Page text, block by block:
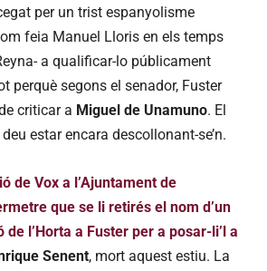
per un trist espanyolisme
feia Manuel Lloris en els temps
a qualificar-lo públicament
perquè segons el senador, Fuster
criticar a Miguel de Unamuno. El
estar encara descollonant-se’n.
de Vox a l’Ajuntament de
que se li retirés el nom d’un
l’Horta a Fuster per a posar-li’l a
Senent, mort aquest estiu. La